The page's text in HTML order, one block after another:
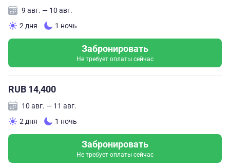
9 авг. — 10 авг.
2 дня
1 ночь
Забронировать
Не требует оплаты сейчас
RUB 14,400
10 авг. — 11 авг.
2 дня
1 ночь
Забронировать
Не требует оплаты сейчас